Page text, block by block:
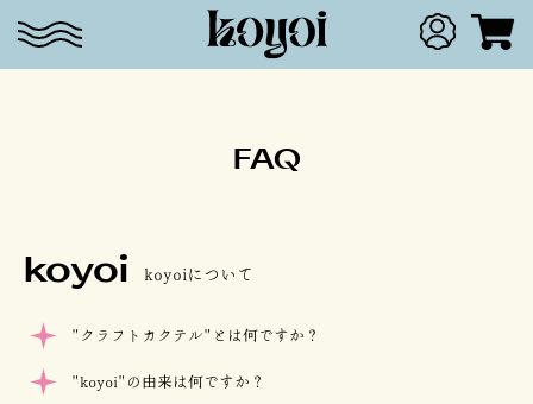
FAQ
koyoi koyoiについて
"クラフトカクテル"とは何ですか？
"koyoi"の由来は何ですか？